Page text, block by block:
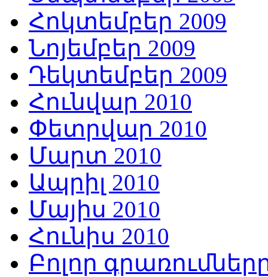
Հոկտեմբեր 2009
Նոյեմբեր 2009
Դեկտեմբեր 2009
Հունվար 2010
Փետրվար 2010
Մարտ 2010
Ապրիլ 2010
Մայիս 2010
Հունիս 2010
Բոլոր